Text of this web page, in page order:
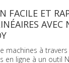
FACILE ET
AVEC
machines à
en ligne à un outil